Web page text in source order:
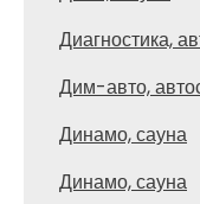
Диагностика,
Дим-авто,
Динамо, сауна
Динамо, сауна